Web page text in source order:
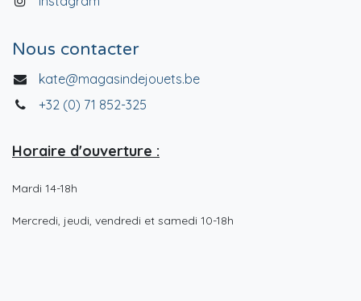
Nous contacter
kate@magasindejouets.be
+32 (0) 71 852-325
Horaire d'ouverture :
Mardi 14-18h
Mercredi, jeudi, vendredi et samedi 10-18h